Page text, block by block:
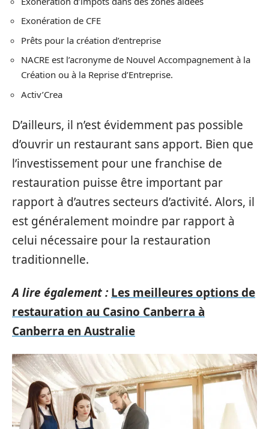
Exonération de CFE
Prêts pour la création d’entreprise
NACRE est l’acronyme de Nouvel Accompagnement à la
Création ou à la Reprise d’Entreprise.
Activ’Crea
D’ailleurs, il n’est évidemment pas possible
d’ouvrir un restaurant sans apport. Bien que
l’investissement pour une franchise de
restauration puisse être important par
rapport à d’autres secteurs d’activité. Alors, il
est généralement moindre par rapport à
celui nécessaire pour la restauration
traditionnelle.
A lire également : Les meilleures options de
restauration au Casino Canberra à
Canberra en Australie